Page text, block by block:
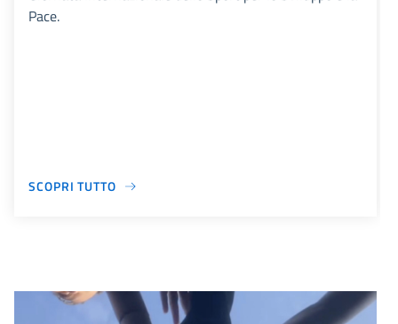
Pace.
SCOPRI TUTTO